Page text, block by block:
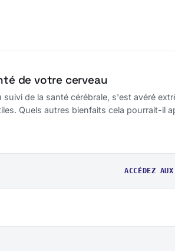
de votre cerveau
de la santé cérébrale, s'est avéré
Quels autres bienfaits cela pourrait-il
ACCÉDEZ